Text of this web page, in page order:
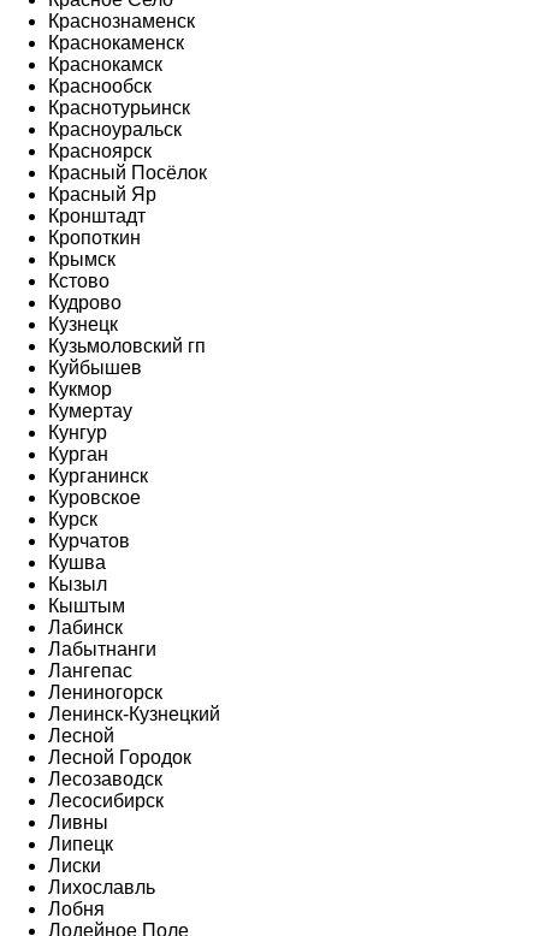
Краснознаменск
Краснокаменск
Краснокамск
Краснообск
Краснотурьинск
Красноуральск
Красноярск
Красный Посёлок
Красный Яр
Кронштадт
Кропоткин
Крымск
Кстово
Кудрово
Кузнецк
Кузьмоловский гп
Куйбышев
Кукмор
Кумертау
Кунгур
Курган
Курганинск
Куровское
Курск
Курчатов
Кушва
Кызыл
Кыштым
Лабинск
Лабытнанги
Лангепас
Лениногорск
Ленинск-Кузнецкий
Лесной
Лесной Городок
Лесозаводск
Лесосибирск
Ливны
Липецк
Лиски
Лихославль
Лобня
Лодейное Поле